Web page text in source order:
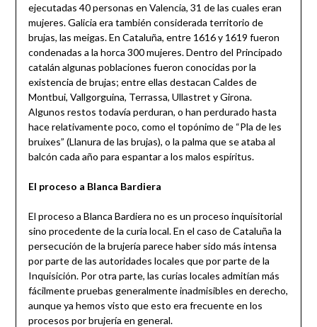
ejecutadas 40 personas en Valencia, 31 de las cuales eran
mujeres. Galicia era también considerada territorio de
brujas, las meigas. En Cataluña, entre 1616 y 1619 fueron
condenadas a la horca 300 mujeres. Dentro del Principado
catalán algunas poblaciones fueron conocidas por la
existencia de brujas; entre ellas destacan Caldes de
Montbui, Vallgorguina, Terrassa, Ullastret y Girona.
Algunos restos todavía perduran, o han perdurado hasta
hace relativamente poco, como el topónimo de “Pla de les
bruixes” (Llanura de las brujas), o la palma que se ataba al
balcón cada año para espantar a los malos espíritus.
El proceso a Blanca Bardiera
El proceso a Blanca Bardiera no es un proceso inquisitorial
sino procedente de la curia local. En el caso de Cataluña la
persecución de la brujería parece haber sido más intensa
por parte de las autoridades locales que por parte de la
Inquisición. Por otra parte, las curias locales admitían más
fácilmente pruebas generalmente inadmisibles en derecho,
aunque ya hemos visto que esto era frecuente en los
procesos por brujería en general.